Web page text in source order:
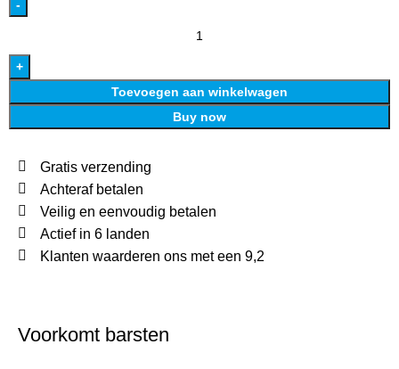
Toevoegen aan winkelwagen
Buy now
Gratis verzending
Achteraf betalen
Veilig en eenvoudig betalen
Actief in 6 landen
Klanten waarderen ons met een 9,2
Voorkomt barsten